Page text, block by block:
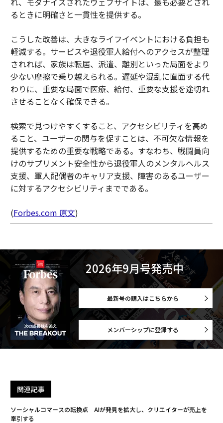
るときに明確さと一貫性を提供する。
こうした改善は、大きなライフイベントにおける負担も
軽減する。サービスや退役軍人給付へのアクセスが整理
されれば、家族は転居、派遣、離別といった局面をより
少ない摩擦で乗り越えられる。遅延や混乱に直面する代
わりに、重要な局面で医療、給付、重要な支援を途切れ
させることなく確保できる。
検索で見つけやすくすること、アクセシビリティを高め
ること、ユーザーの関与を促すことは、不可欠な情報を
提供するための重要な戦略である。すなわち、戦闘員向
けのサプリメント安全性から退役軍人のメンタルヘルス
支援、軍人配偶者のキャリア支援、障害のあるユーザー
に対するアクセシビリティまでである。
(Forbes.com 原文)
2026年9月号発売中
最新号の購入はこちらから
メンバーシップに登録する
関連記事
ソーシャルコマースの転換点 AIが発見を拡大し、クリエイターが売上を
牽引する